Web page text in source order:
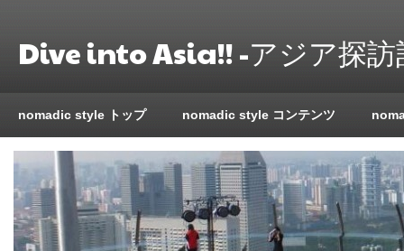
Dive into Asia!! -アジア探訪
nomadic style トップ nomadic style コンテンツ